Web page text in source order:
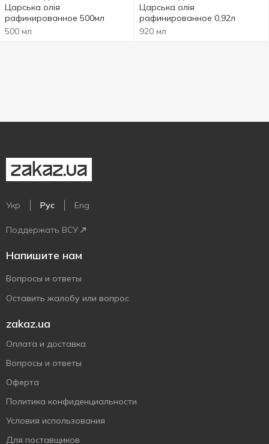
Царська олія
рафинированное 500мл
500 мл
Царська олія
рафинированное 0,92л
920 мл
Укр Рус Eng
Поддержать ВСУ
Напишите нам
Вопросы и ответы
Оставить жалобу или вопрос
zakaz.ua
Оплата и доставка
Вопросы и ответы
Оферта
Политика конфиденциальности
Условия использования
Для поставщиков